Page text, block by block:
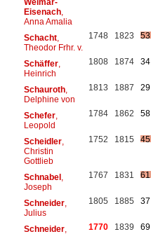
Eisenach,
Anna Amalia
Schacht,
Theodor Frhr. v.
1748 1823 53
Schäffer,
Heinrich
1808 1874 34
Schauroth,
Delphine von
1813 1887 29
Schefer,
Leopold
1784 1862 58
Scheidler,
Christin
Gottlieb
1752 1815 45
Schnabel,
Joseph
1767 1831 61
Schneider,
Julius
1805 1885 37
Schneider,
1770 1839 69